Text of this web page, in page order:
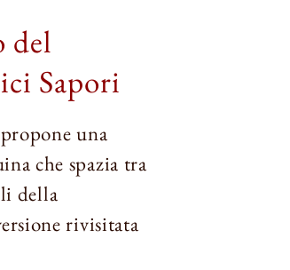
del
Sapori
una
che spazia tra
della
rivisitata